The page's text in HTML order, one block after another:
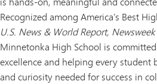
Recognized among America’s Best
U.S. News & World Report, Newsweek
Minnetonka High School is
excellence and helping every
and curiosity needed for success in